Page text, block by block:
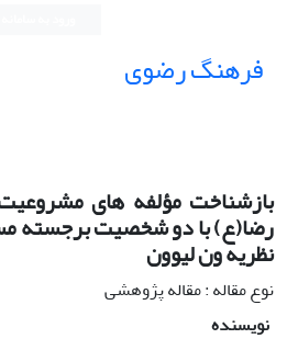
فرهنگ رضوی
بازشناخت مؤلفه های
رضا(ع) با دو شخصیت برجسته
نظریه ون لیوون
نوع مقاله : مقاله پژوهشی
نویسنده